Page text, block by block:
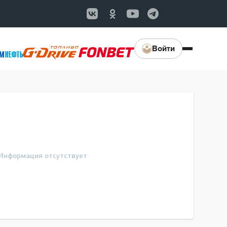
Войти
отсутствует